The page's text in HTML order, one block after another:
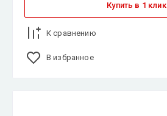
Купить в 1 клик
К сравнению
В избранное